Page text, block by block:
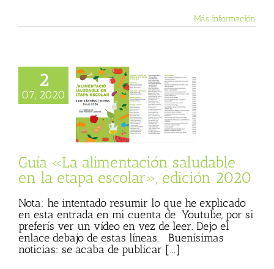
Más información
2
07, 2020
alimentación
en la etapa
Guía «La alimentación saludable
en la etapa escolar», edición 2020
Nota: he intentado resumir lo que he explicado
en esta entrada en mi cuenta de Youtube, por si
preferís ver un vídeo en vez de leer. Dejo el
enlace debajo de estas líneas. Buenísimas
noticias: se acaba de publicar [...]